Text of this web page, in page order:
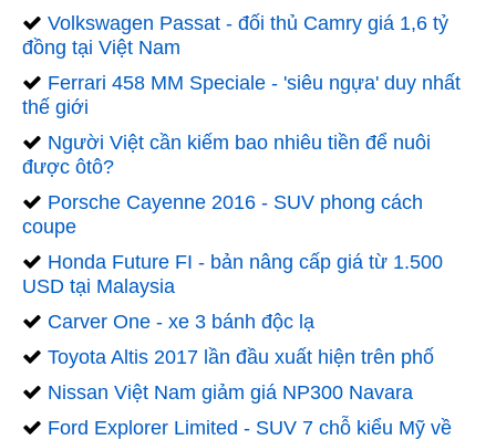
Volkswagen Passat - đối thủ Camry giá 1,6 tỷ
đồng tại Việt Nam
Ferrari 458 MM Speciale - 'siêu ngựa' duy nhất
thế giới
Người Việt cần kiếm bao nhiêu tiền để nuôi
được ôtô?
Porsche Cayenne 2016 - SUV phong cách
coupe
Honda Future FI - bản nâng cấp giá từ 1.500
USD tại Malaysia
Carver One - xe 3 bánh độc lạ
Toyota Altis 2017 lần đầu xuất hiện trên phố
Nissan Việt Nam giảm giá NP300 Navara
Ford Explorer Limited - SUV 7 chỗ kiểu Mỹ về